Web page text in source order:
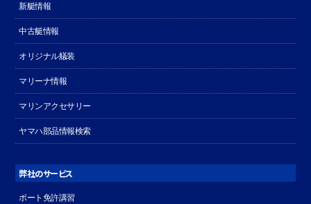
新艇情報
中古艇情報
オリジナル艤装
マリーナ情報
マリンアクセサリー
ヤマハ部品情報検索
弊社のサービス
ボート免許講習